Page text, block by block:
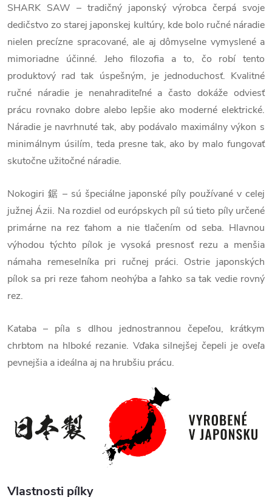
SHARK SAW – tradičný japonský výrobca čerpá svoje
dedičstvo zo starej japonskej kultúry, kde bolo ručné náradie
nielen precízne spracované, ale aj dômyselne vymyslené a
mimoriadne účinné. Jeho filozofia a to, čo robí tento
produktový rad tak úspešným, je jednoduchosť. Kvalitné
ručné náradie je nenahraditeľné a často dokáže odviesť
prácu rovnako dobre alebo lepšie ako moderné elektrické.
Náradie je navrhnuté tak, aby podávalo maximálny výkon s
minimálnym úsilím, teda presne tak, ako by malo fungovať
skutočne užitočné náradie.
Nokogiri 鋸 – sú špeciálne japonské píly používané v celej
južnej Ázii. Na rozdiel od európskych píl sú tieto píly určené
primárne na rez ťahom a nie tlačením od seba. Hlavnou
výhodou týchto pílok je vysoká presnosť rezu a menšia
námaha remeselníka pri ručnej práci. Ostrie japonských
pílok sa pri reze ťahom neohýba a ľahko sa tak vedie rovný
rez.
Kataba – píla s dlhou jednostrannou čepeľou, krátkym
chrbtom na hlboké rezanie. Vďaka silnejšej čepeli je oveľa
pevnejšia a ideálna aj na hrubšiu prácu.
Vlastnosti pílky